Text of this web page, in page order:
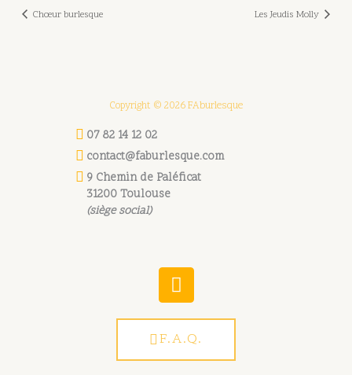
Chœur burlesque Les Jeudis Molly
Copyright © 2026 FAburlesque
07 82 14 12 02
contact@faburlesque.com
9 Chemin de Paléficat
31200 Toulouse
(siège social)
W
h
a
t
s
F.A.Q.